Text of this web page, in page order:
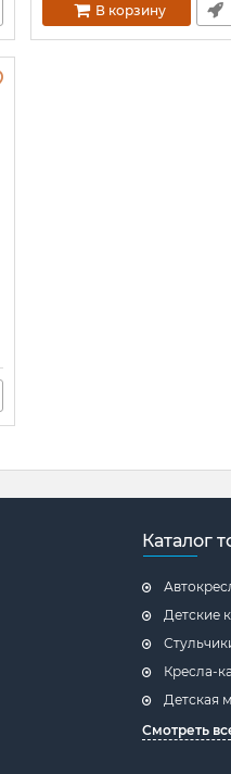
В корзину
Каталог
Детские
Кресла-
Детская
Смотреть